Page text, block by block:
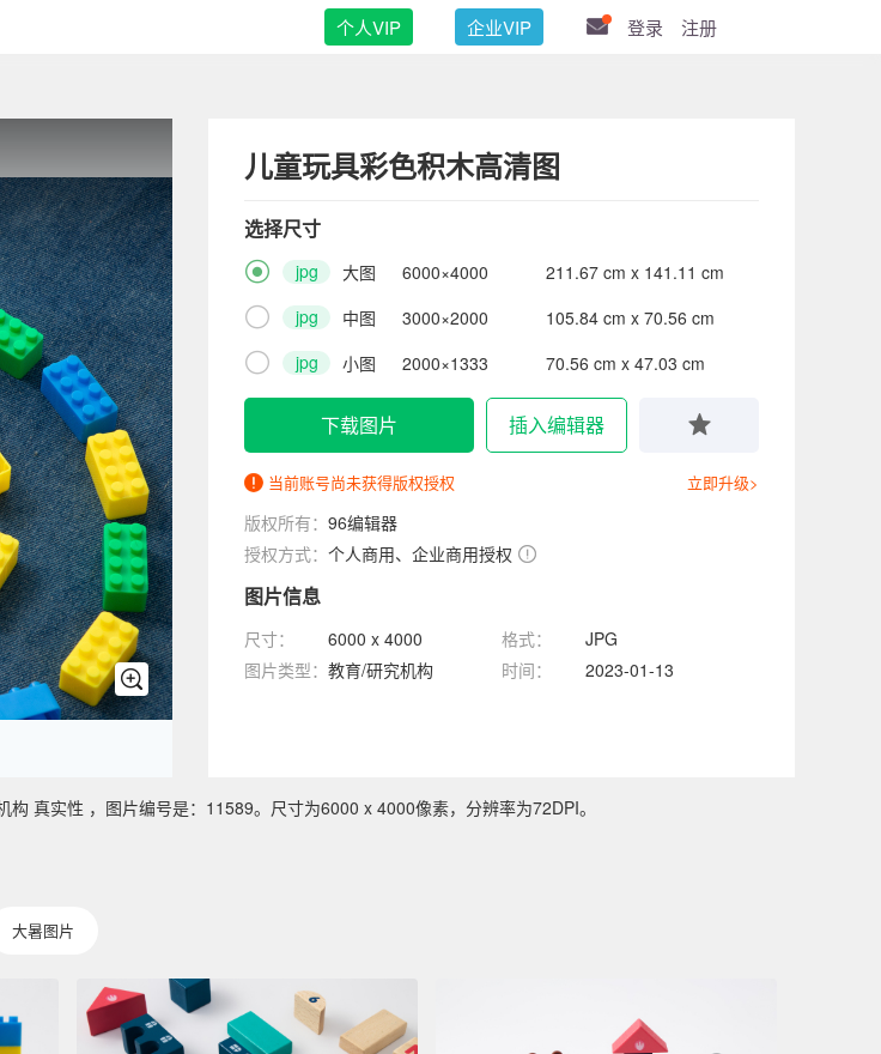
个人VIP 企业VIP 登录 注册
儿童玩具彩色积木高清图
选择尺寸
 jpg 大图 6000×4000 211.67 cm x 141.11 cm
 jpg 中图 3000×2000 105.84 cm x 70.56 cm
 jpg 小图 2000×1333 70.56 cm x 47.03 cm
下载图片 插入编辑器
当前账号尚未获得版权授权 立即升级>
版权所有： 96编辑器
授权方式： 个人商用、企业商用授权
图片信息
尺寸： 6000 x 4000 格式：
JPG
图片类型： 教育/研究机构 时间： 2023-01-13
真实性 ，图片编号是：11589。尺寸为6000 x 4000像素，分辨率为72DPI。
大暑图片